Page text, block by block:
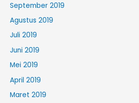
September 2019
Agustus 2019
Juli 2019
Juni 2019
Mei 2019
April 2019
Maret 2019